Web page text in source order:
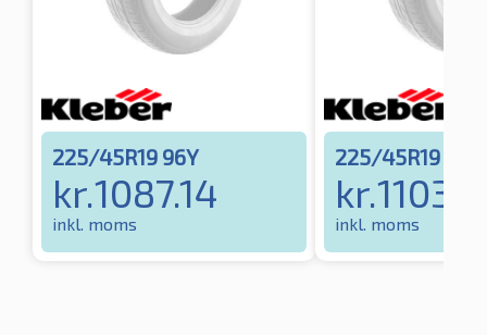
225/45R19 96Y
kr.1087.14
inkl. moms
225/45R19
kr.
inkl. moms